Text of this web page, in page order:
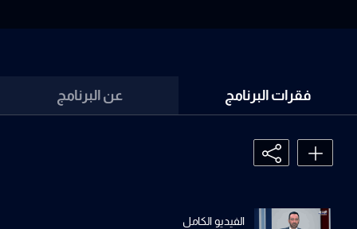
فقرات البرنامج عن البرنامج
الفيديو الكامل